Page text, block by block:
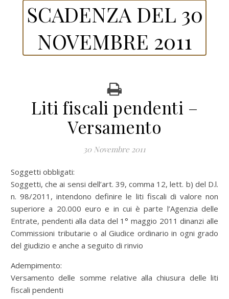
SCADENZA DEL 30
NOVEMBRE 2011
Liti fiscali pendenti –
Versamento
30 Novembre 2011
Soggetti obbligati:
Soggetti, che ai sensi dell’art. 39, comma 12, lett. b) del D.l.
n. 98/2011, intendono definire le liti fiscali di valore non
superiore a 20.000 euro e in cui è parte l’Agenzia delle
Entrate, pendenti alla data del 1° maggio 2011 dinanzi alle
Commissioni tributarie o al Giudice ordinario in ogni grado
del giudizio e anche a seguito di rinvio
Adempimento:
Versamento delle somme relative alla chiusura delle liti
fiscali pendenti